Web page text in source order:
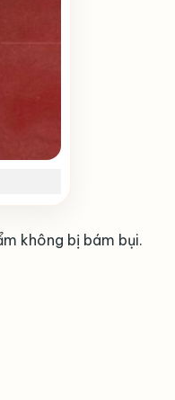
không bị bám bụi.